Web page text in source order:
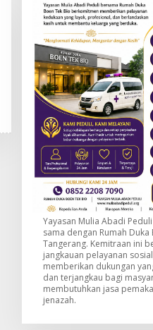
Yayasan Mulia Abadi
sama dengan Rumah Duka
Tangerang. Kemitraan ini
jangkauan pelayanan
memberikan dukungan
dan terjangkau bagi
membutuhkan jasa
jenazah.